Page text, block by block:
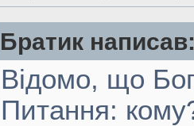
Братик
Відомо, що
Питання: